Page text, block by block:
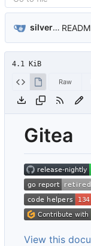
silverwind
4.1 KiB
Raw
Gitea
View this